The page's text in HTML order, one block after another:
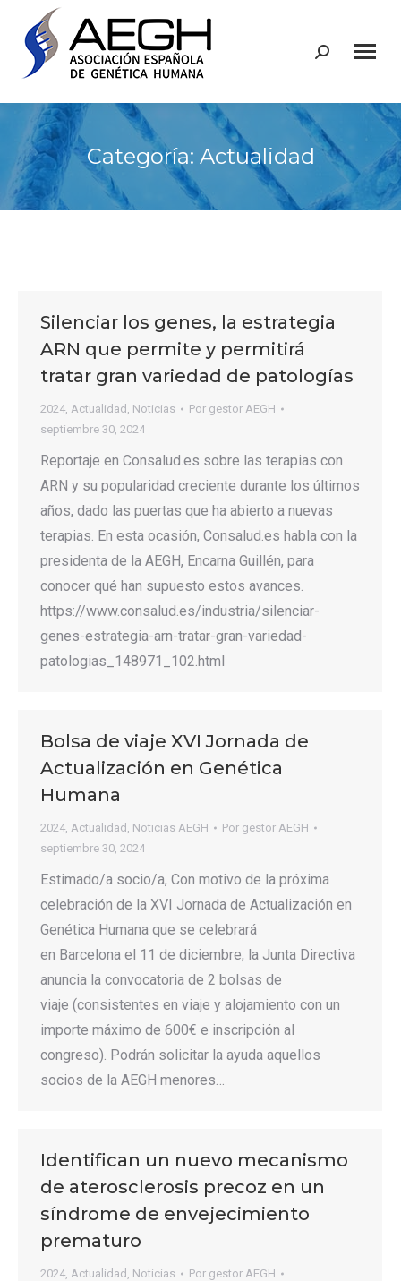
Buscar:
Categoría: Actualidad
Silenciar los genes, la estrategia
ARN que permite y permitirá
tratar gran variedad de patologías
2024, Actualidad , Noticias Por gestor AEGH
septiembre 30, 2024
Reportaje en Consalud.es sobre las terapias con
ARN y su popularidad creciente durante los últimos
años, dado las puertas que ha abierto a nuevas
terapias. En esta ocasión, Consalud.es habla con la
presidenta de la AEGH, Encarna Guillén, para
conocer qué han supuesto estos avances.
https://www.consalud.es/industria/silenciar-
genes-estrategia-arn-tratar-gran-variedad-
patologias_148971_102.html
Bolsa de viaje XVI Jornada de
Actualización en Genética
Humana
2024, Actualidad , Noticias AEGH Por gestor AEGH
septiembre 30, 2024
Estimado/a socio/a, Con motivo de la próxima
celebración de la XVI Jornada de Actualización en
Genética Humana que se celebrará
en Barcelona el 11 de diciembre, la Junta Directiva
anuncia la convocatoria de 2 bolsas de
viaje (consistentes en viaje y alojamiento con un
importe máximo de 600€ e inscripción al
congreso). Podrán solicitar la ayuda aquellos
socios de la AEGH menores…
Identifican un nuevo mecanismo
de aterosclerosis precoz en un
síndrome de envejecimiento
prematuro
2024, Actualidad , Noticias Por gestor AEGH